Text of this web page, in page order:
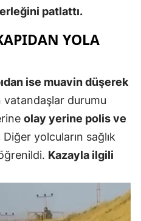
Gaziantep
Gümüşhane
Hakkari
Hatay
Isparta
Mersin
İstanbul
patlattı.
YOLA
ise muavin düşerek
vatandaşlar durumu
olay yerine polis ve
Diğer yolcuların sağlık
Kazayla ilgili